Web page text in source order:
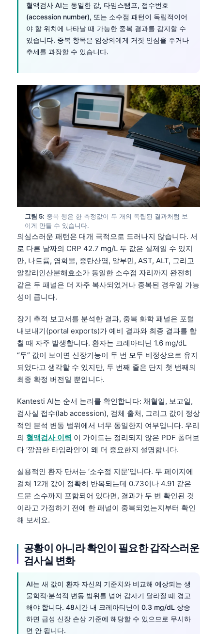
혈액검사 AI는 동일한 값, 타임스탬프, 접수번호
(accession number), 또는 소수점 패턴이 독립적이어
야 할 위치에 나타날 때 가능한 중복 결과를 감지할 수
있습니다. 중복 항목은 임상의에게 거짓 안심을 주거나
추세를 과장할 수 있습니다.
그림 5: 중복 행은 한 측정값이 두 개의 독립된 결과처럼 보
이게 만들 수 있습니다.
의심스러운 패턴은 대개 극적으로 드러나지 않습니다. 서
로 다른 날짜의 CRP 42.7 mg/L 두 값은 실제일 수 있지
만, 나트륨, 염화물, 중탄산염, 알부민, AST, ALT, 그리고
알칼리인산분해효소가 동일한 소수점 자리까지 완전히
같은 두 패널은 더 자주 복사되었거나 중복된 경우일 가능
성이 큽니다.
장기 추적 보고서를 분석한 결과, 중복 화학 패널은 포털
내보내기(portal exports)가 예비 결과와 최종 결과를 합
칠 때 자주 발생합니다. 환자는 크레아티닌 1.6 mg/dL
“두” 값이 보이면 신장기능이 두 번 모두 비정상으로 유지
되었다고 생각할 수 있지만, 두 번째 줄은 단지 첫 번째의
최종 확정 버전일 뿐입니다.
Kantesti AI는 순서 논리를 확인합니다: 채혈일, 보고일,
검사실 접수(lab accession), 검체 출처, 그리고 값이 정상
적인 분석 변동 범위에서 너무 동일한지 여부입니다. 우리
의 혈액검사 이력 이 가이드는 정리되지 않은 PDF 폴더보
다 ‘깔끔한 타임라인’이 왜 더 중요한지 설명합니다.
실용적인 환자 단서는 ‘소수점 지문’입니다. 두 페이지에
걸쳐 12개 값이 정확히 반복되는데 0.73이나 4.91 같은
드문 소수까지 포함되어 있다면, 결과가 두 번 확인된 것
이라고 가정하기 전에 한 패널이 중복되었는지부터 확인
해 보세요.
공황이 아니라 확인이 필요한 갑작스러운
검사실 변화
AI는 새 값이 환자 자신의 기준치와 비교해 예상되는 생
물학적·분석적 변동 범위를 넘어 갑자기 달라질 때 경고
해야 합니다. 48시간 내 크레아티닌이 0.3 mg/dL 상승
하면 급성 신장 손상 기준에 해당할 수 있으므로 무시하
면 안 됩니다.